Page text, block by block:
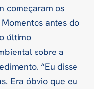
começaram os
antes do
último
sobre a
“Eu disse
Era óbvio que eu